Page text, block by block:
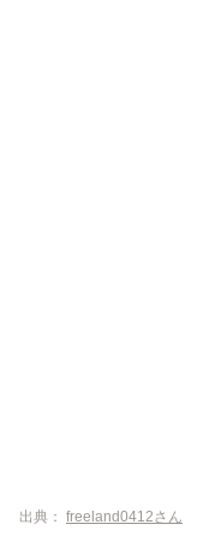
出典： freeland0412さん